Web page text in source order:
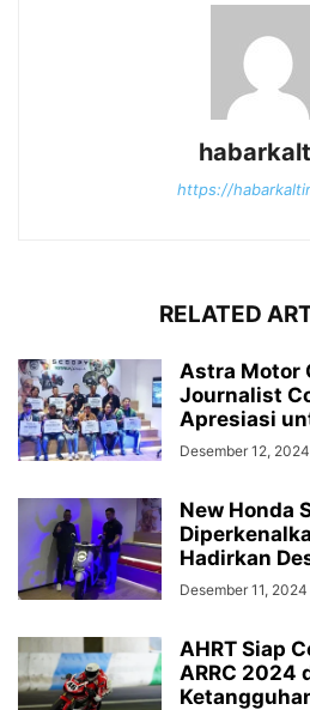
https://
RELATED
Astra Motor
Journalist
Apresiasi
Desember 12, 2024
New Honda
Hadirkan
Desember 11, 2024
AHRT Siap
ARRC 2024